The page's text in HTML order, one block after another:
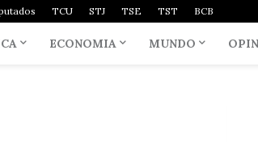
TCU STJ TSE TST BCB
ECONOMIA MUNDO